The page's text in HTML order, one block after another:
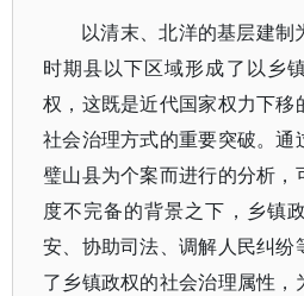
以清末、北洋的基层建
时期县以下区域形成了以乡
权，这既是近代国家权力下移
社会治理方式的重要突破。通
璧山县为个案而进行的分析，
度不完备的背景之下，乡镇
安、协助司法、调解人民纠纷
了乡镇政权的社会治理属性，